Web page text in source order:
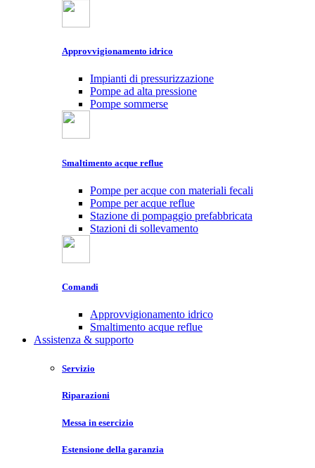
Approvvigionamento idrico
Impianti di pressurizzazione
Pompe ad alta pressione
Pompe sommerse
Smaltimento acque reflue
Pompe per acque con materiali fecali
Pompe per acque reflue
Stazione di pompaggio prefabbricata
Stazioni di sollevamento
Comandi
Approvvigionamento idrico
Smaltimento acque reflue
Assistenza & supporto
Servizio
Riparazioni
Messa in esercizio
Estensione della garanzia